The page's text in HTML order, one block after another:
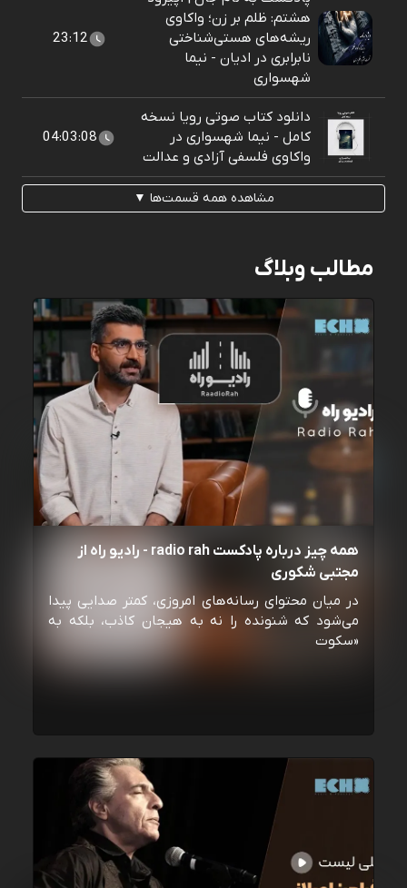
هشتم: ظلم بر زن؛ واکاوی
ریشه‌های هستی‌شناختی
نابرابری در ادیان - نیما
شهسواری
23:12
دانلود کتاب صوتی رویا نسخه
کامل - نیما شهسواری در
واکاوی فلسفی آزادی و عدالت
04:03:08
مشاهده همه قسمت‌ها ▼
مطالب وبلاگ
همه چیز درباره پادکست radio rah - رادیو راه از
مجتبی شکوری
در میان محتوای رسانه‌های امروزی، کمتر صدایی پیدا
می‌شود که شنونده را نه به هیجان کاذب، بلکه به
«سکوت